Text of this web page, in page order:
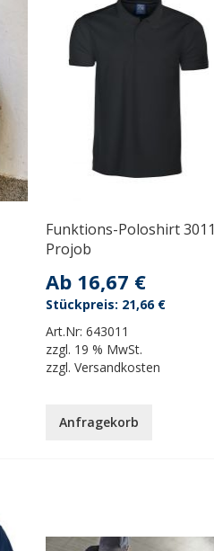
Funktions-Poloshirt 3011
Projob
Ab 16,67 €
Art.Nr:643011
zzgl. 19 % MwSt.
zzgl.Versandkosten
21,66 €
Anfragekorb